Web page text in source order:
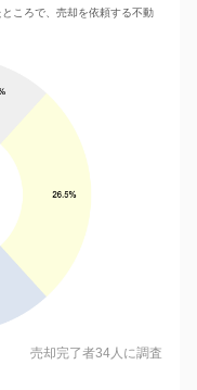
ころで、売却を依頼する不動
売却完了者34人に調査